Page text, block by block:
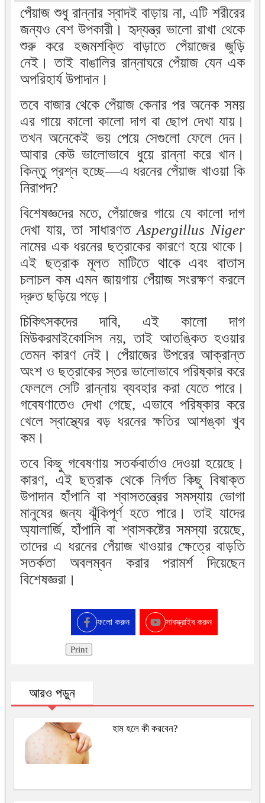
পেঁয়াজ শুধু রান্নার স্বাদই বাড়ায় না, এটি শরীরের
জন্যও বেশ উপকারী। হৃদ্‌যন্ত্র ভালো রাখা থেকে
শুরু করে হজমশক্তি বাড়াতে পেঁয়াজের জুড়ি
নেই। তাই বাঙালির রান্নাঘরে পেঁয়াজ যেন এক
অপরিহার্য উপাদান।
তবে বাজার থেকে পেঁয়াজ কেনার পর অনেক সময়
এর গায়ে কালো কালো দাগ বা ছোপ দেখা যায়।
তখন অনেকেই ভয় পেয়ে সেগুলো ফেলে দেন।
আবার কেউ ভালোভাবে ধুয়ে রান্না করে খান।
কিন্তু প্রশ্ন হচ্ছে—এ ধরনের পেঁয়াজ খাওয়া কি
নিরাপদ?
বিশেষজ্ঞদের মতে, পেঁয়াজের গায়ে যে কালো দাগ
দেখা যায়, তা সাধারণত Aspergillus Niger
নামের এক ধরনের ছত্রাকের কারণে হয়ে থাকে।
এই ছত্রাক মূলত মাটিতে থাকে এবং বাতাস
চলাচল কম এমন জায়গায় পেঁয়াজ সংরক্ষণ করলে
দ্রুত ছড়িয়ে পড়ে।
চিকিৎসকদের দাবি, এই কালো দাগ
মিউকরমাইকোসিস নয়, তাই আতঙ্কিত হওয়ার
তেমন কারণ নেই। পেঁয়াজের উপরের আক্রান্ত
অংশ ও ছত্রাকের স্তর ভালোভাবে পরিষ্কার করে
ফেললে সেটি রান্নায় ব্যবহার করা যেতে পারে।
গবেষণাতেও দেখা গেছে, এভাবে পরিষ্কার করে
খেলে স্বাস্থ্যের বড় ধরনের ক্ষতির আশঙ্কা খুব
কম।
তবে কিছু গবেষণায় সতর্কবার্তাও দেওয়া হয়েছে।
কারণ, এই ছত্রাক থেকে নির্গত কিছু বিষাক্ত
উপাদান হাঁপানি বা শ্বাসতন্ত্রের সমস্যায় ভোগা
মানুষের জন্য ঝুঁকিপূর্ণ হতে পারে। তাই যাদের
অ্যালার্জি, হাঁপানি বা শ্বাসকষ্টের সমস্যা রয়েছে,
তাদের এ ধরনের পেঁয়াজ খাওয়ার ক্ষেত্রে বাড়তি
সতর্কতা অবলম্বন করার পরামর্শ দিয়েছেন
বিশেষজ্ঞরা।
ফলো করুন সাবস্ক্রাইব করুন
Print
আরও পড়ুন
হাম হলে কী করবেন?